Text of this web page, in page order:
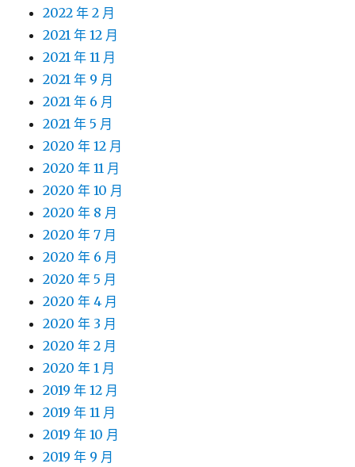
2022 年 2 月
2021 年 12 月
2021 年 11 月
2021 年 9 月
2021 年 6 月
2021 年 5 月
2020 年 12 月
2020 年 11 月
2020 年 10 月
2020 年 8 月
2020 年 7 月
2020 年 6 月
2020 年 5 月
2020 年 4 月
2020 年 3 月
2020 年 2 月
2020 年 1 月
2019 年 12 月
2019 年 11 月
2019 年 10 月
2019 年 9 月